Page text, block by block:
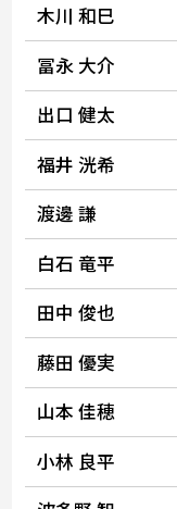
木川 和巳
冨永 大介
出口 健太
福井 洸希
渡邊 謙
白石 竜平
田中 俊也
藤田 優実
山本 佳穂
小林 良平